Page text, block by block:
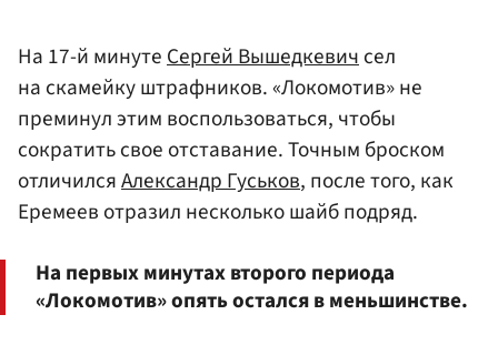
На 17-й минутеСергей Вышедкевичсел
на скамейку штрафников. «Локомотив» не
преминул этим воспользоваться, чтобы
сократить свое отставание. Точным броском
отличилсяАлександр Гуськов, после того, как
Еремеев отразил несколько шайб подряд.
На первых минутах второго периода
«Локомотив» опять остался в меньшинстве.